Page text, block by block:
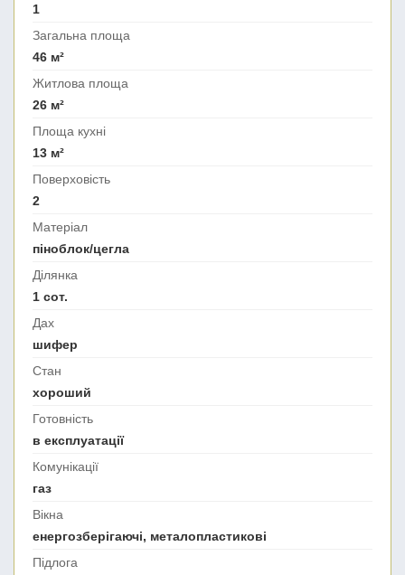
1
Загальна площа
46 м²
Житлова площа
26 м²
Площа кухні
13 м²
Поверховість
2
Матеріал
піноблок/цегла
Ділянка
1 сот.
Дах
шифер
Стан
хороший
Готовність
в експлуатації
Комунікації
газ
Вікна
енергозберігаючі, металопластикові
Підлога